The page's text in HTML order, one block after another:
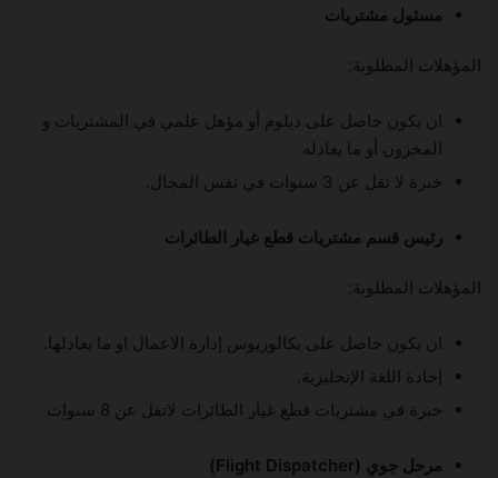
مسئول مشتريات
المؤهلات المطلوبة:
ان يكون حاصل على دبلوم أو مؤهل علمي في المشتريات و
المخزون أو ما يعادله
خبرة لا تقل عن 3 سنوات في نفس المجال.
رئيس قسم مشتريات قطع غيار الطائرات
المؤهلات المطلوبة:
ان يكون حاصل على بكالوريوس إدارة الاعمال او ما يعادلها.
إجادة اللغة الإنجليزية.
خبرة في مشتريات قطع غيار الطائرات لاتقل عن 8 سنوات
مرحل جوي (Flight Dispatcher)